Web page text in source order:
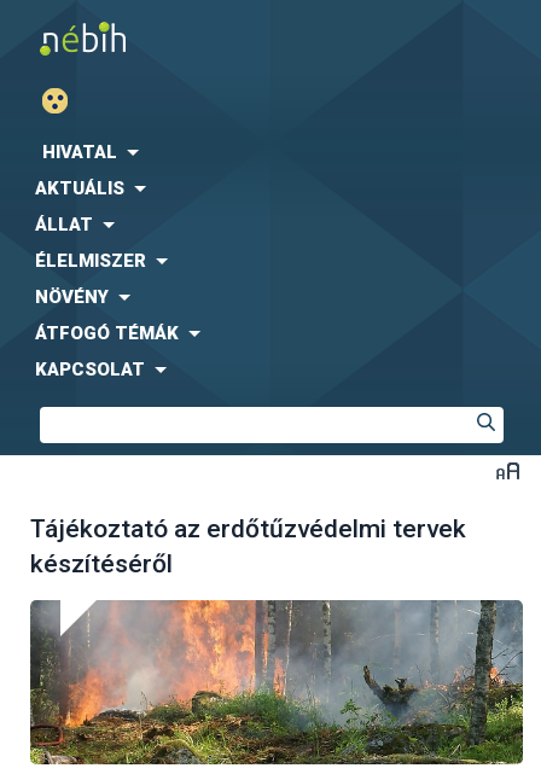
HIVATAL
AKTUÁLIS
ÁLLAT
ÉLELMISZER
NÖVÉNY
ÁTFOGÓ TÉMÁK
KAPCSOLAT
Tájékoztató az erdőtűzvédelmi tervek
készítéséről